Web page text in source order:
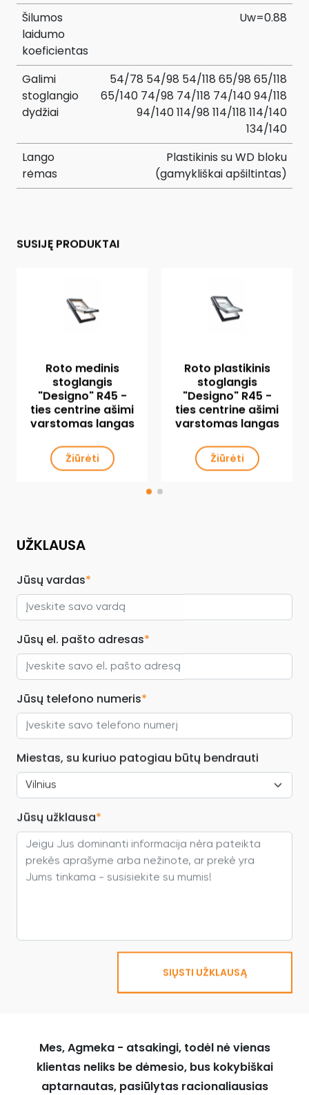
Šilumos
laidumo
koeficientas
Uw=0.88
Galimi
stoglangio
dydžiai
54/78 54/98 54/118 65/98 65/118
65/140 74/98 74/118 74/140 94/118
94/140 114/98 114/118 114/140
134/140
Lango
rėmas
Plastikinis su WD bloku
(gamykliškai apšiltintas)
SUSIJĘ PRODUKTAI
Roto medinis
stoglangis
"Designo" R45 -
ties centrine ašimi
varstomas langas
Žiūrėti
Roto plastikinis
stoglangis
"Designo" R45 -
ties centrine ašimi
varstomas langas
Žiūrėti
UŽKLAUSA
Jūsų vardas*
Jūsų el. pašto adresas*
Jūsų telefono numeris*
Miestas, su kuriuo patogiau būtų bendrauti
Jūsų užklausa*
SIŲSTI UŽKLAUSĄ
Mes, Agmeka - atsakingi, todėl nė vienas
klientas neliks be dėmesio, bus kokybiškai
aptarnautas, pasiūlytas racionaliausias